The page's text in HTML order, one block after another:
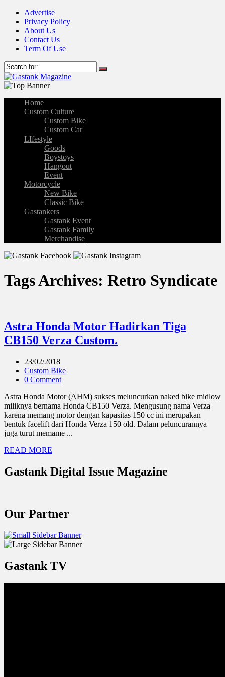
Advertise
Privacy Policy
About Us
Contact Us
Term Of Use
Home
Custom Culture
Custom Bike
Custom Car
LIfestyle
Goods
Boystoys
Hangout
Event
Motorcycle
New Bike
Classic Bike
Gastankers
Gastank Event
Gastank Family
Merchandise
Tags Archives: Retro Syndicate
Astra Honda Motor Hadirkan Tiga
CB150 Verza Custom.
23/02/2018
Custom Bike
0 Comment
Astra Honda Motor (AHM) sukses meluncurkan naked bike midlow
miliknya bernama Honda CB150 Verza. Mengusung nama Verza
karena memang motor dengan kapasitas 150 cc ini merupakan
bentuk facelift dari Honda Verza 150 old. Dalam peluncurannya
juga turut memame ...
READ MORE
Gastank Digital Issue Magazine
Our Partner
Gastank TV